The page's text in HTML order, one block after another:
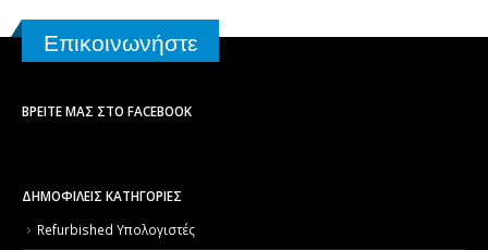
Επικοινωνήστε
ΒΡΕΊΤΕ ΜΑΣ ΣΤΟ FACEBOOK
ΔΗΜΟΦΙΛΕΙΣ ΚΑΤΗΓΟΡΙΕΣ
Refurbished Υπολογιστές